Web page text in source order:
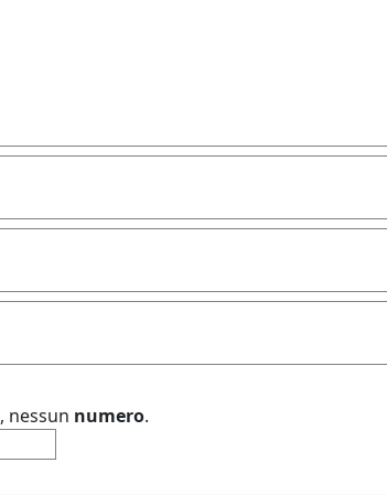
, nessun numero.